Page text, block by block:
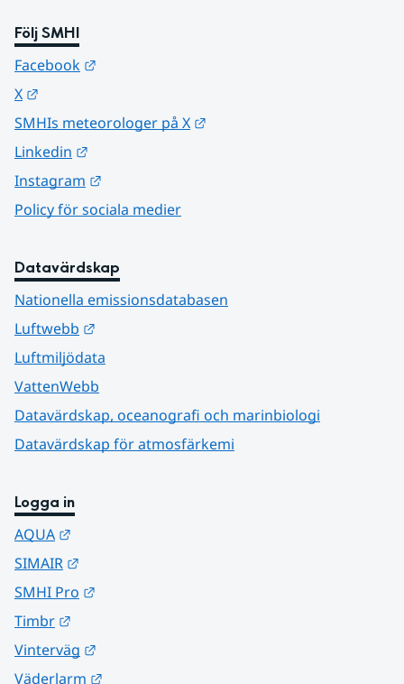
Följ SMHI
Facebook
X
SMHIs meteorologer på X
Linkedin
Instagram
Policy för sociala medier
Datavärdskap
Nationella emissionsdatabasen
Luftwebb
Luftmiljödata
VattenWebb
Datavärdskap, oceanografi och marinbiologi
Datavärdskap för atmosfärkemi
Logga in
AQUA
SIMAIR
SMHI Pro
Timbr
Vinterväg
Väderlarm